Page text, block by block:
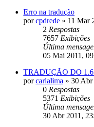
Erro na tradução
porcpdrede » 11 Mar
2 Respostas
7657 Exibições
Última
05 Mai 2011,
TRADUÇÃO DO
porcarlalima » 30 Abr
0 Respostas
5371 Exibições
Última
30 Abr 2011,